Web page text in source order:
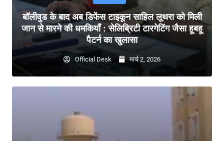
बॉलीवुड के बाद अब डिफेंस टाइकून साहिल लूथरा को मिली
जान से मारने की धमकियाँ : सेलिब्रिटी टारगेटिंग जैसा हूबहू
पैटर्न का खुलासा
Official Desk मार्च 2, 2026